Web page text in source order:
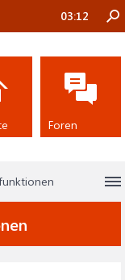
03:12
Foren